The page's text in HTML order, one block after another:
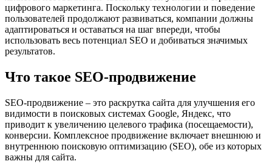
цифрового маркетинга. Поскольку технологии и поведение
пользователей продолжают развиваться, компании должны
адаптироваться и оставаться на шаг впереди, чтобы
использовать весь потенциал SEO и добиваться значимых
результатов.
Что такое SEO-продвижение
SEO-продвижение – это раскрутка сайта для улучшения его
видимости в поисковых системах Google, Яндекс, что
приводит к увеличению целевого трафика (посещаемости),
конверсии. Комплексное продвижение включает внешнюю и
внутреннюю поисковую оптимизацию (SEO), обе из которых
важны для сайта.